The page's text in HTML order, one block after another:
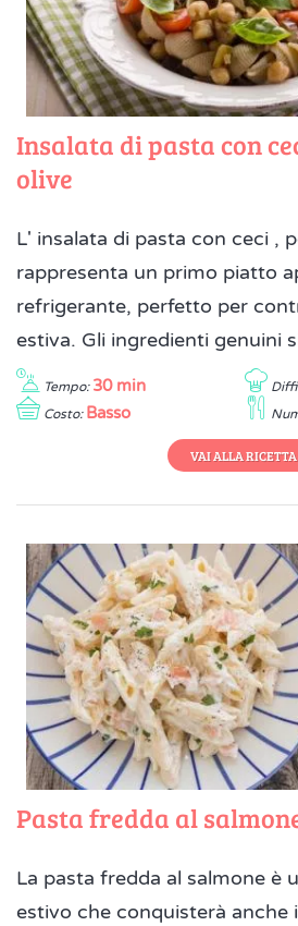
Insalata di pasta con
olive
L' insalata di pasta con ceci ,
rappresenta un primo piatto
refrigerante, perfetto per
estiva. Gli ingredienti genuini
Tempo: 30 min
Costo: Basso
VAI ALLA RICETTA
Pasta fredda al
La pasta fredda al salmone è
estivo che conquisterà anche